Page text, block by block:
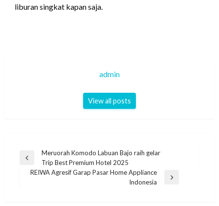
liburan singkat kapan saja.
admin
View all posts
Navigasi
pos
Previous
Post
Meruorah Komodo Labuan Bajo raih gelar
Trip Best Premium Hotel 2025
REIWA Agresif Garap Pasar Home Appliance
Indonesia